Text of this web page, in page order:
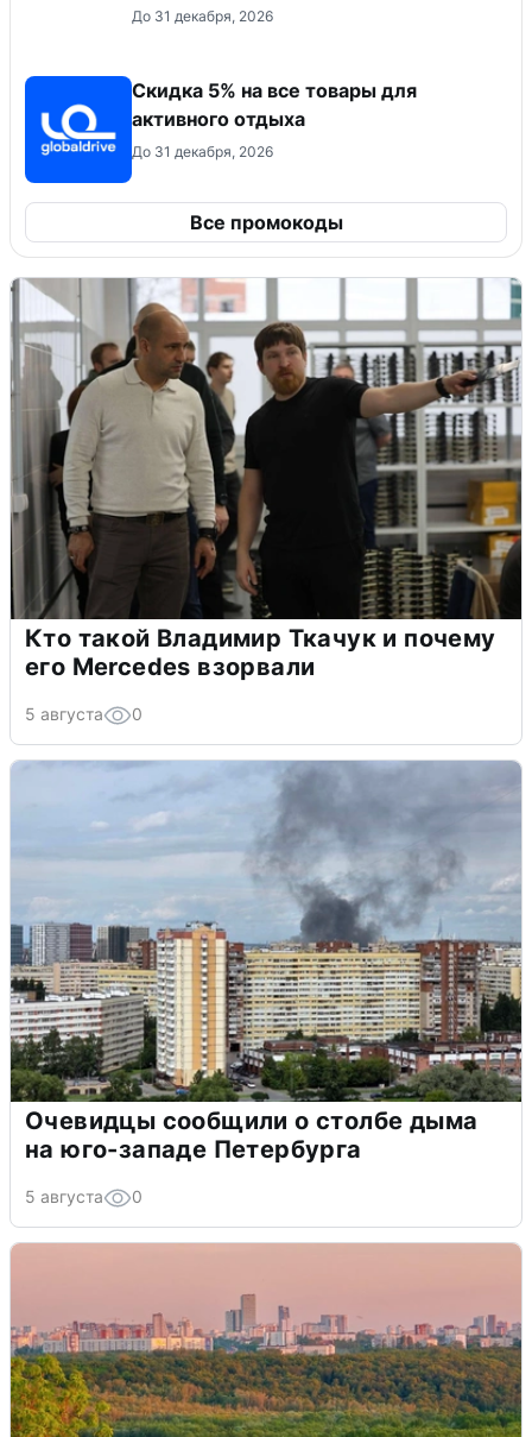
До 31 декабря, 2026
Скидка 5% на все товары для
активного отдыха
До 31 декабря, 2026
Все промокоды
Кто такой Владимир Ткачук и почему
его Mercedes взорвали
5 августа 0
Очевидцы сообщили о столбе дыма
на юго-западе Петербурга
5 августа 0